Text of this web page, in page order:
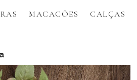
MACACÕES CALÇAS